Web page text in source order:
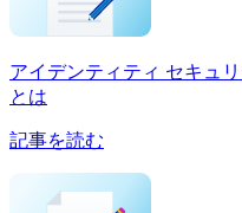
アイデンティティ セキュ
とは
記事を読む